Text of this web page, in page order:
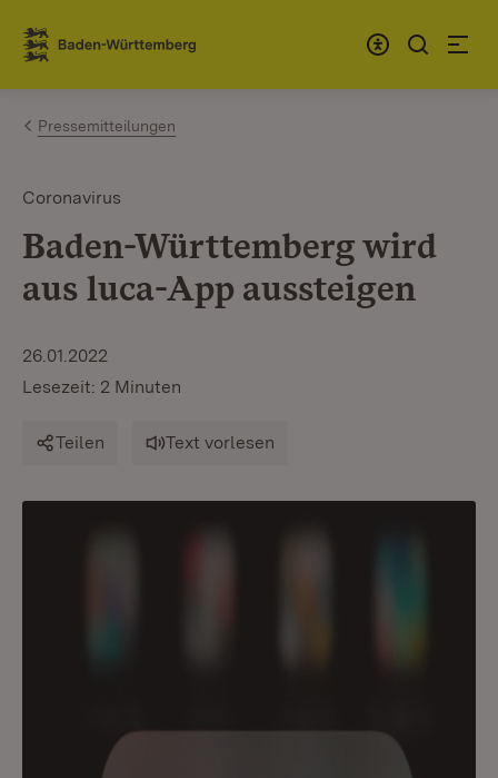
Zum Inhalt springen
Link zur Startseite
Pressemitteilungen
Coronavirus
Baden-Württemberg wird
aus luca-App aussteigen
26.01.2022
Lesezeit: 2 Minuten
Teilen Text vorlesen